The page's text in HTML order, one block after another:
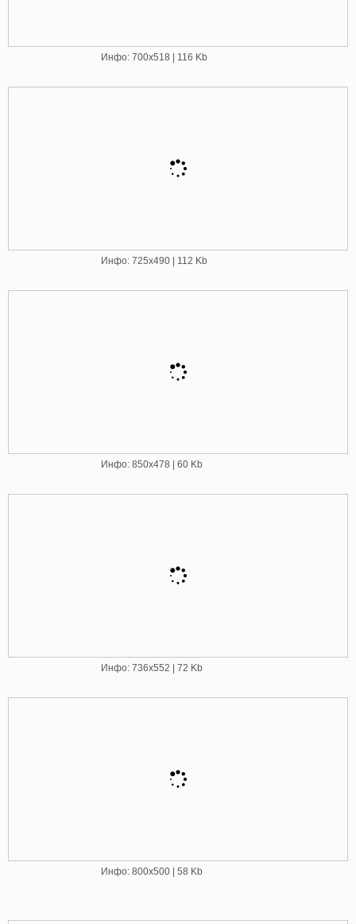
Инфо: 700х518 | 116 Kb
Инфо: 725х490 | 112 Kb
Инфо: 850х478 | 60 Kb
Инфо: 736х552 | 72 Kb
Инфо: 800х500 | 58 Kb